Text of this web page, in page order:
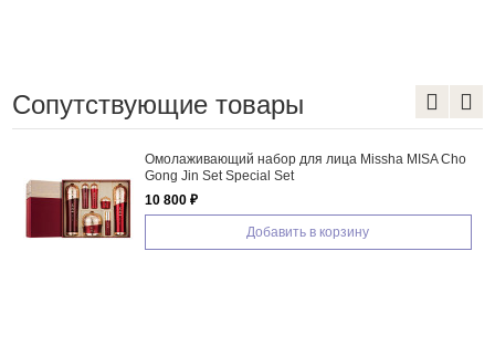
Сопутствующие товары
Омолаживающий набор для лица Missha MISA Cho
Gong Jin Set Special Set
10 800 ₽
Добавить в корзину